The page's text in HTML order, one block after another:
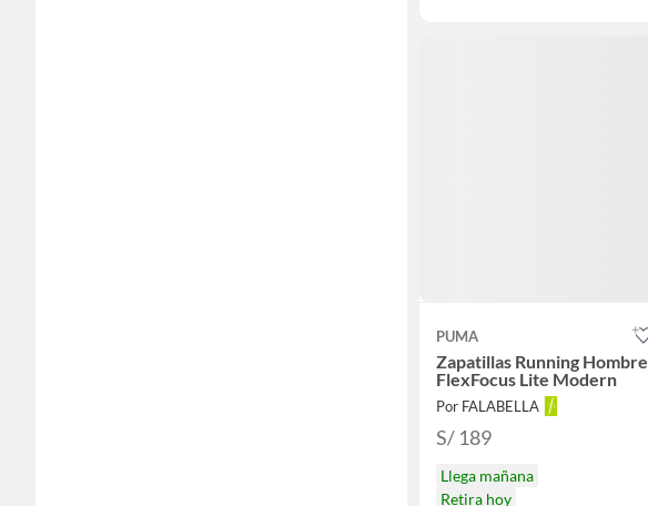
PUMA
Zapatillas Running Hombre
FlexFocus Lite Modern
Por FALABELLA
S/ 189
Llega mañana
Retira hoy